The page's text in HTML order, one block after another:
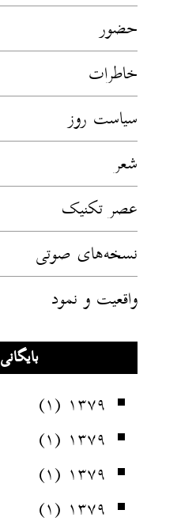
حضور
خاطرات
سیاست روز
شعر
عصر تکنیک
نسخه‌های صوتی
واقعیت و نمود
بایگانی
۱۳۷۹ (۱)
۱۳۷۹ (۱)
۱۳۷۹ (۱)
۱۳۷۹ (۱)